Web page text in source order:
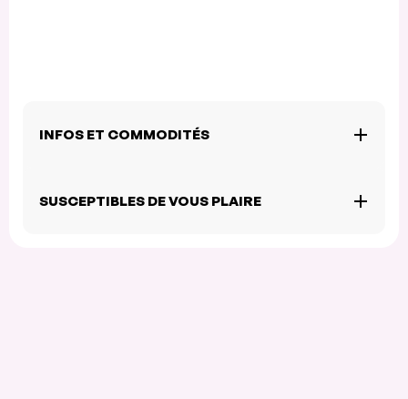
INFOS ET COMMODITÉS
SUSCEPTIBLES DE VOUS PLAIRE